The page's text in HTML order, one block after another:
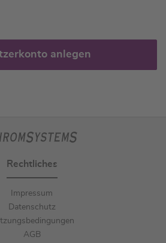
anlegen
Rechtliches
Impressum
Datenschutz
AGB